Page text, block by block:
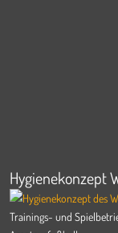
Hygienekonzept
Trainings- und